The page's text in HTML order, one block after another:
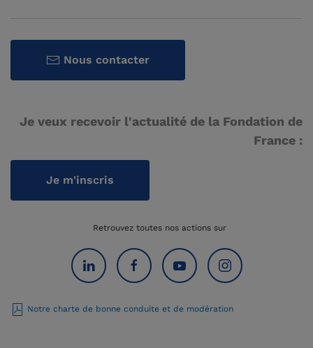
Nous contacter
Je veux recevoir l'actualité de la Fondation de
France :
Je m'inscris
Retrouvez toutes nos actions sur
Notre charte de bonne conduite et de modération